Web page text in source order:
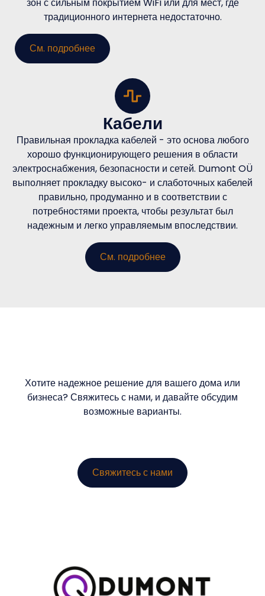
зон с сильным покрытием WiFi или для мест, где
традиционного интернета недостаточно.
См. подробнее
Кабели
Правильная прокладка кабелей - это основа любого
хорошо функционирующего решения в области
электроснабжения, безопасности и сетей. Dumont OÜ
выполняет прокладку высоко- и слаботочных кабелей
правильно, продуманно и в соответствии с
потребностями проекта, чтобы результат был
надежным и легко управляемым впоследствии.
См. подробнее
Хотите надежное решение для вашего дома или
бизнеса? Свяжитесь с нами, и давайте обсудим
возможные варианты.
Свяжитесь с нами